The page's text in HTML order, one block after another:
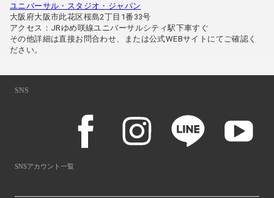
トワイライト・パスに限り、入場日付変更ができます。購入後～当初の
入場予定日の翌日から30日後までの間で指定できます。1回の日付変更
で、1枚につき￥200(税込)の手数料が必要です。入場当日、パークのゲ
ストサービス・ウインドーにてお支払いください。指定期間を経過した
ものは変更できません。
変更はできません。
ユニバーサル・スタジオ・ジャパン
大阪府大阪市此花区桜島2丁目1番33号
アクセス：JRゆめ咲線ユニバーサルシティ駅下車すぐ
その他詳細は直接お問合わせ、または公式WEBサイトにてご確認く
ださい。
SNS
SNSアカウント一覧